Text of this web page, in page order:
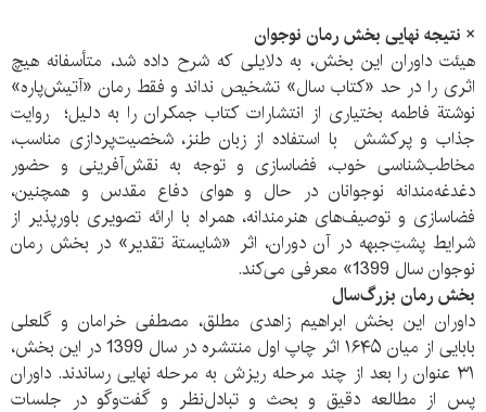
× نتیجه نهایی بخش رمان نوجوان
هیئت داوران این بخش، به دلایلی که شرح داده شد، متأسفانه هیچ
اثری را در حد «کتاب سال» تشخیص نداند و فقط رمان «آتیش‌پاره»
نوشتة فاطمه بختیاری از انتشارات کتاب جمکران را به دلیل؛ روایت
جذاب و پرکشش با استفاده از زبان طنز، شخصیت‌پردازی مناسب،
مخاطب‌شناسی خوب، فضا‌سازی و توجه به نقش‌آفرینی و حضور
دغدغه‌مندانه نوجوانان در حال و هوای دفاع مقدس و همچنین،
فضا‌سازی و توصیف‌های هنرمندانه، همراه با ارائه تصویری باور‌پذیر از
شرایط پشتِ‌جبهه در آن دوران، اثر «شایستة تقدیر» در بخش رمان
نوجوان سال 1399» معرفی می‌کند.
بخش رمان بزرگ‌سال
داوران این بخش ابراهیم زاهدی مطلق، مصطفی خرامان و گلعلی
بابایی از میان ۱۶۴۵ اثر چاپ اول منتشره در سال 1399 در این بخش،
۳۱ عنوان را بعد از چند مرحله ریزش به مرحله نهایی رساندند. داوران
پس از مطالعه دقیق و بحث و تبادل‌نظر و گفت‌وگو در جلسات